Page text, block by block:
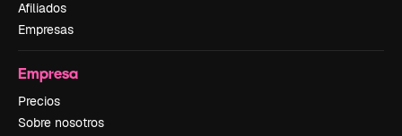
Afiliados
Empresas
Empresa
Precios
Sobre nosotros